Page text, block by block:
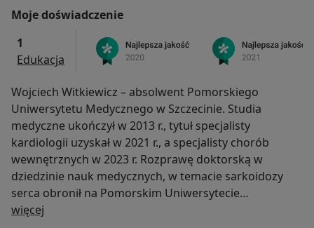
Moje doświadczenie
1
Edukacja
Wojciech Witkiewicz – absolwent Pomorskiego
Uniwersytetu Medycznego w Szczecinie. Studia
medyczne ukończył w 2013 r., tytuł specjalisty
kardiologii uzyskał w 2021 r., a specjalisty chorób
wewnętrznych w 2023 r. Rozprawę doktorską w
dziedzinie nauk medycznych, w temacie sarkoidozy
serca obronił na Pomorskim Uniwersytecie
Medycznym w 2022 r.
więcej